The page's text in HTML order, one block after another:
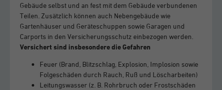
Gebäude selbst und an fest mit dem Gebäude verbundenen
Teilen. Zusätzlich können auch Nebengebäude wie
Gartenhäuser und Geräteschuppen sowie Garagen und
Carports in den Versicherungsschutz einbezogen werden.
Versichert sind insbesondere die Gefahren
Feuer (Brand, Blitzschlag, Explosion, Implosion sowie
Folgeschäden durch Rauch, Ruß und Löscharbeiten)
Leitungswasser (z. B. Rohrbruch oder Frostschäden